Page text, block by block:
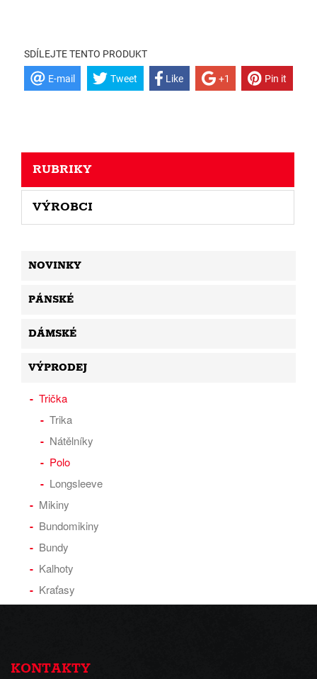
SDÍLEJTE TENTO PRODUKT
E-mail Tweet Like +1 Pin it
RUBRIKY
VÝROBCI
NOVINKY
PÁNSKÉ
DÁMSKÉ
VÝPRODEJ
Trička
Trika
Nátělníky
Polo
Longsleeve
Mikiny
Bundomikiny
Bundy
Kalhoty
Kraťasy
KONTAKTY